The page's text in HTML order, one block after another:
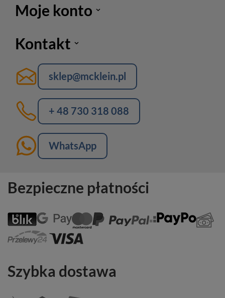
Moje konto
Kontakt
sklep@mcklein.pl
+ 48 730 318 088
WhatsApp
Bezpieczne płatności
Szybka dostawa